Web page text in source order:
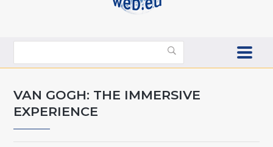
VAN GOGH: THE IMMERSIVE
EXPERIENCE